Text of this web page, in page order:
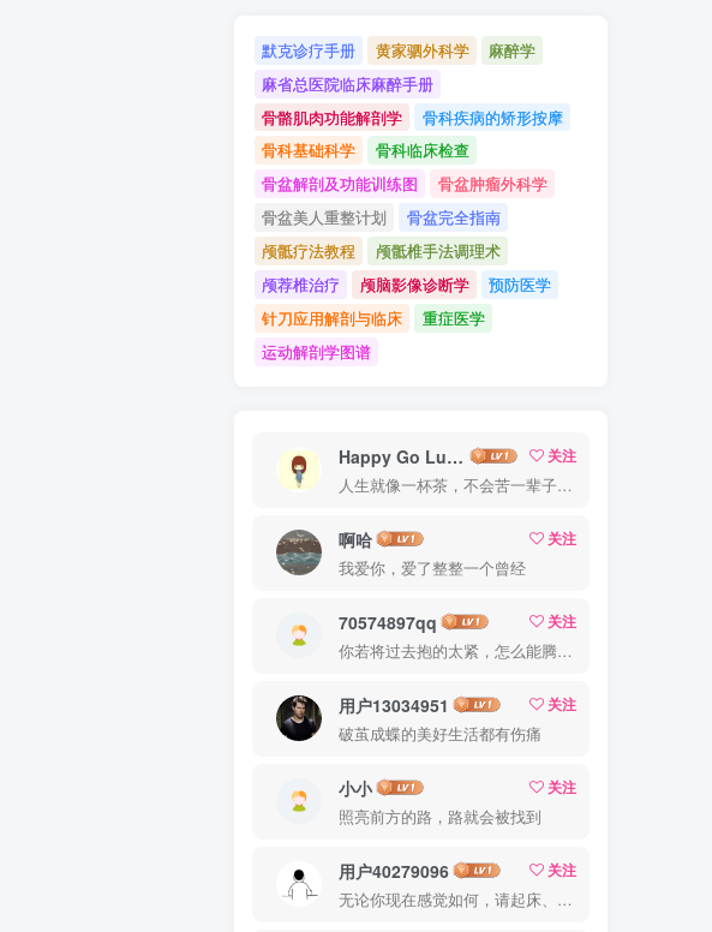
默克诊疗手册 黄家驷外科学
麻醉学
麻省总医院临床麻醉手册
骨骼肌肉功能解剖学
骨科疾病的矫形按摩
骨科基础科学
骨科临床检查
骨盆解剖及功能训练图
骨盆肿瘤外科学
骨盆美人重整计划
骨盆完全指南
颅骶疗法教程
颅骶椎手法调理术
颅荐椎治疗
颅脑影像诊断学
预防医学
针刀应用解剖与临床
重症医学
运动解剖学图谱
Happy Go Lucky
关注
人生就像一杯茶，不会苦一辈子，但总会苦一阵子
啊哈
关注
我爱你，爱了整整一个曾经
70574897qq
关注
你若将过去抱的太紧，怎么能腾出手来拥抱现在？
用户13034951
关注
破茧成蝶的美好生活都有伤痛
小小
关注
照亮前方的路，路就会被找到
用户40279096
关注
无论你现在感觉如何，请起床、穿好衣服然后为你的梦想而奋斗